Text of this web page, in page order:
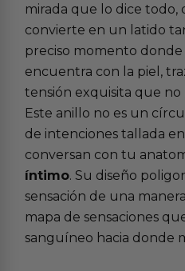
mirada que lo dice todo,
convierte en un latido
preciso momento
encuentra con la piel,
tensión exquisita que no
Este anillo no es un
de intenciones tallada
conversan con tu
íntimo. Su diseño
sensación de una
mapa de sensaciones
sanguíneo hacia donde